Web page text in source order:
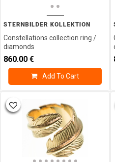
STERNBILDER KOLLEKTION
Constellations collection ring /
diamonds
860.00 €
Add To Cart